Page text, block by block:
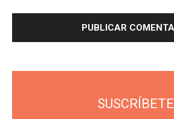
SUSCRÍBETE